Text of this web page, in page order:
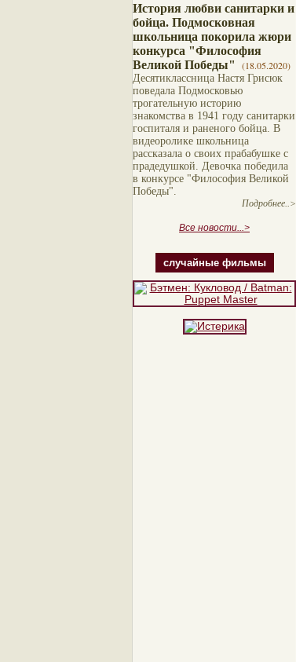
История любви санитарки и
бойца. Подмосковная
школьница покорила жюри
конкурса "Философия
Великой Победы"
(18.05.2020)
Десятиклассница Настя Грисюк
поведала Подмосковью
трогательную историю
знакомства в 1941 году санитарки
госпиталя и раненого бойца. В
видеоролике школьница
рассказала о своих прабабушке с
прадедушкой. Девочка победила
в конкурсе "Философия Великой
Победы".
Подробнее..>
Все новости...>
случайные фильмы